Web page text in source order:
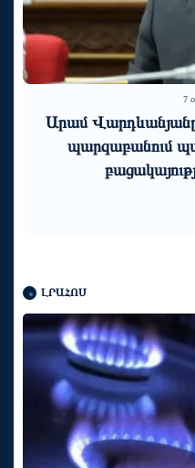
ԼՐԱՀՈՍ
7
Արամ
պարզաբանում